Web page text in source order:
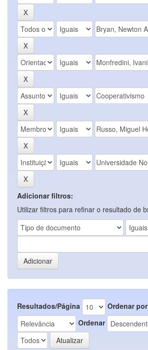
Adicionar filtros:
Utilizar filtros para refinar o resultado de
Resultados/Página
Ordenar por
Ordenar